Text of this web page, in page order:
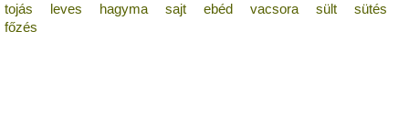
tojás
leves hagyma sajt ebéd vacsora sült
sütés
főzés